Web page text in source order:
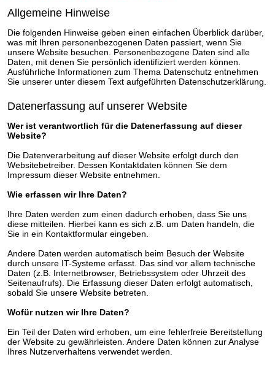
Allgemeine Hinweise
Die folgenden Hinweise geben einen einfachen Überblick darüber,
was mit Ihren personenbezogenen Daten passiert, wenn Sie
unsere Website besuchen. Personenbezogene Daten sind alle
Daten, mit denen Sie persönlich identifiziert werden können.
Ausführliche Informationen zum Thema Datenschutz entnehmen
Sie unserer unter diesem Text aufgeführten Datenschutzerklärung.
Datenerfassung auf unserer Website
Wer ist verantwortlich für die Datenerfassung auf dieser
Website?
Die Datenverarbeitung auf dieser Website erfolgt durch den
Websitebetreiber. Dessen Kontaktdaten können Sie dem
Impressum dieser Website entnehmen.
Wie erfassen wir Ihre Daten?
Ihre Daten werden zum einen dadurch erhoben, dass Sie uns
diese mitteilen. Hierbei kann es sich z.B. um Daten handeln, die
Sie in ein Kontaktformular eingeben.
Andere Daten werden automatisch beim Besuch der Website
durch unsere IT-Systeme erfasst. Das sind vor allem technische
Daten (z.B. Internetbrowser, Betriebssystem oder Uhrzeit des
Seitenaufrufs). Die Erfassung dieser Daten erfolgt automatisch,
sobald Sie unsere Website betreten.
Wofür nutzen wir Ihre Daten?
Ein Teil der Daten wird erhoben, um eine fehlerfreie Bereitstellung
der Website zu gewährleisten. Andere Daten können zur Analyse
Ihres Nutzerverhaltens verwendet werden.